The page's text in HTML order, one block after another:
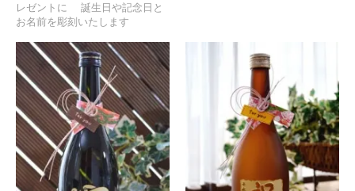
レゼントに 誕生日や記念日と
お名前を彫刻いたします